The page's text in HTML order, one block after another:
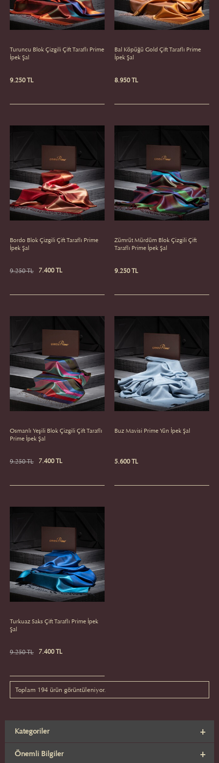
Turuncu Blok Çizgili Çift Taraflı Prime
İpek Şal
9.250 TL
Bal Köpüğü Gold Çift Taraflı Prime
İpek Şal
8.950 TL
Bordo Blok Çizgili Çift Taraflı Prime
İpek Şal
9.250 TL 7.400 TL
Zümrüt Mürdüm Blok Çizgili Çift
Taraflı Prime İpek Şal
9.250 TL
Osmanlı Yeşili Blok Çizgili Çift Taraflı
Prime İpek Şal
9.250 TL 7.400 TL
Buz Mavisi Prime Yün İpek Şal
5.600 TL
Turkuaz Saks Çift Taraflı Prime İpek
Şal
9.250 TL 7.400 TL
Toplam 194 ürün görüntüleniyor.
Kategoriler
Önemli Bilgiler